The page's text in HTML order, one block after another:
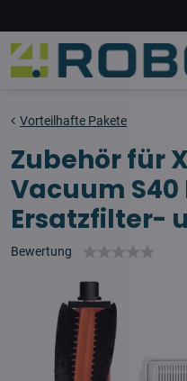
Vorteilhafte Pakete
Zubehör für
Vacuum S40
Ersatzfilter-
Bewertung